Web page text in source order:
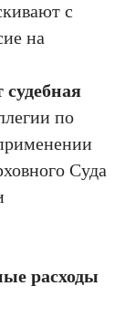
с
на
по
Суда
расходы